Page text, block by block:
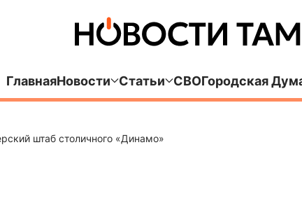
ГлавнаяНовости Статьи СВОГородская
штаб столичного «Динамо»